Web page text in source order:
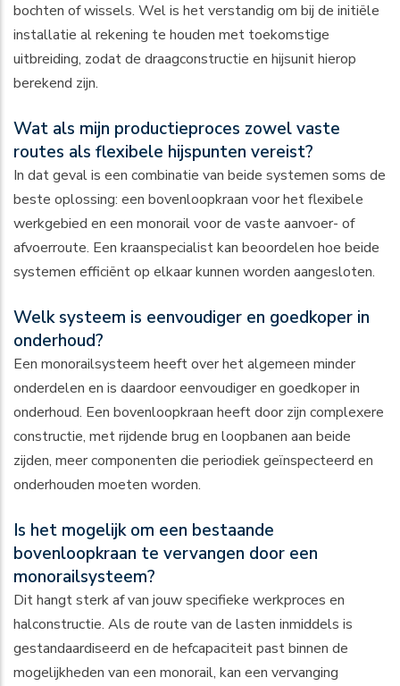
bochten of wissels. Wel is het verstandig om bij de initiële
installatie al rekening te houden met toekomstige
uitbreiding, zodat de draagconstructie en hijsunit hierop
berekend zijn.
Wat als mijn productieproces zowel vaste
routes als flexibele hijspunten vereist?
In dat geval is een combinatie van beide systemen soms de
beste oplossing: een bovenloopkraan voor het flexibele
werkgebied en een monorail voor de vaste aanvoer- of
afvoerroute. Een kraanspecialist kan beoordelen hoe beide
systemen efficiënt op elkaar kunnen worden aangesloten.
Welk systeem is eenvoudiger en goedkoper in
onderhoud?
Een monorailsysteem heeft over het algemeen minder
onderdelen en is daardoor eenvoudiger en goedkoper in
onderhoud. Een bovenloopkraan heeft door zijn complexere
constructie, met rijdende brug en loopbanen aan beide
zijden, meer componenten die periodiek geïnspecteerd en
onderhouden moeten worden.
Is het mogelijk om een bestaande
bovenloopkraan te vervangen door een
monorailsysteem?
Dit hangt sterk af van jouw specifieke werkproces en
halconstructie. Als de route van de lasten inmiddels is
gestandaardiseerd en de hefcapaciteit past binnen de
mogelijkheden van een monorail, kan een vervanging